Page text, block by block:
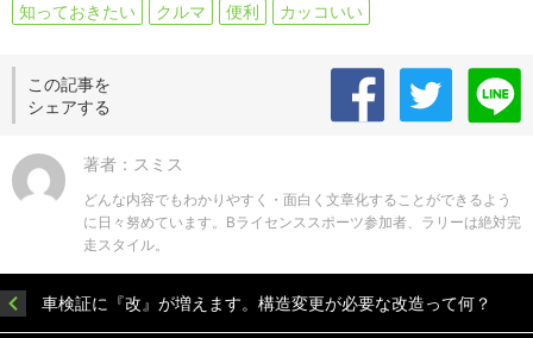
知っておきたい クルマ 便利 カッコいい
この記事を
シェアする
著者：スミス
どんな内容でもわかりやすく・面白く文章化することができるよう
に日々努めています。Bライセンススポーツ参加者、ラリーは絶対完
走スタイル。
車検証に『改』が増えます。構造変更が必要な改造って何？